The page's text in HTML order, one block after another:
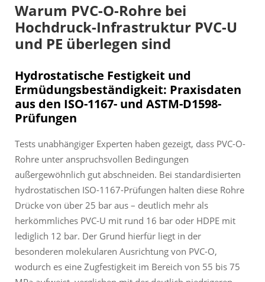
Warum PVC-O-Rohre bei
Hochdruck-Infrastruktur PVC-U
und PE überlegen sind
Hydrostatische Festigkeit und
Ermüdungsbeständigkeit: Praxisdaten
aus den ISO-1167- und ASTM-D1598-
Prüfungen
Tests unabhängiger Experten haben gezeigt, dass PVC-O-
Rohre unter anspruchsvollen Bedingungen
außergewöhnlich gut abschneiden. Bei standardisierten
hydrostatischen ISO-1167-Prüfungen halten diese Rohre
Drücke von über 25 bar aus – deutlich mehr als
herkömmliches PVC-U mit rund 16 bar oder HDPE mit
lediglich 12 bar. Der Grund hierfür liegt in der
besonderen molekularen Ausrichtung von PVC-O,
wodurch es eine Zugfestigkeit im Bereich von 55 bis 75